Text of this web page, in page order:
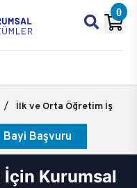
0
İlk ve Orta Öğretim İş
Bayi Başvuru
Kurumsal